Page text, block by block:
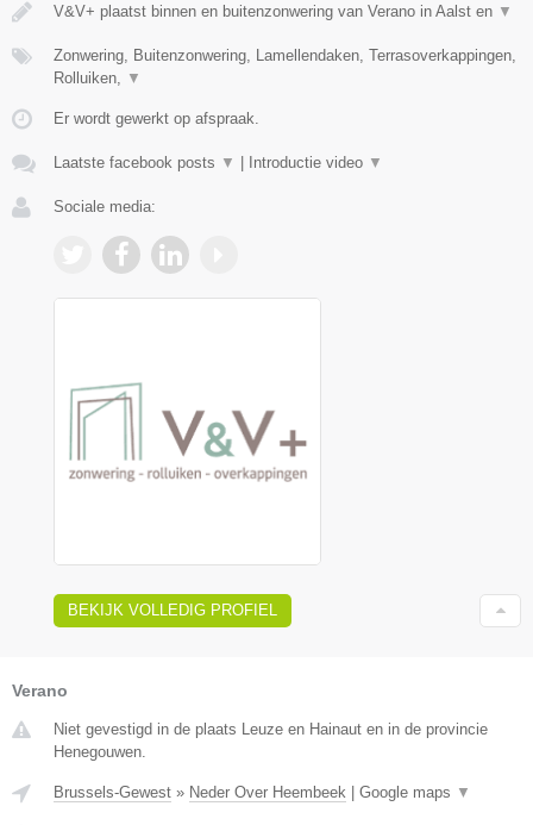
V&V+ plaatst binnen en buitenzonwering van Verano in Aalst en ▼
Zonwering, Buitenzonwering, Lamellendaken, Terrasoverkappingen,
Rolluiken,
▼
Er wordt gewerkt op afspraak.
Laatste facebook posts ▼ | Introductie video ▼
Sociale media:
BEKIJK VOLLEDIG PROFIEL
Verano
Niet gevestigd in de plaats Leuze en Hainaut en in de provincie
Henegouwen.
Brussels-Gewest » Neder Over Heembeek | Google maps ▼